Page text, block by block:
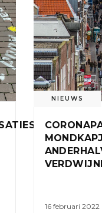
NIEUWS
16 februari 2022